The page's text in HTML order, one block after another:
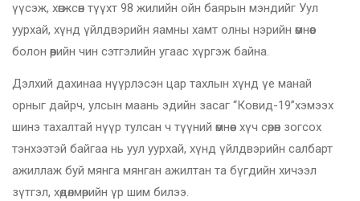
үүсэж, хөгжсөн түүхт 98 жилийн ойн баярын мэндийг Уул
уурхай, хүнд үйлдвэрийн яамны хамт олны нэрийн өмнөөс
болон өөрийн чин сэтгэлийн угаас хүргэж байна.
Дэлхий дахинаа нүүрлэсэн цар тахлын хүнд үе манай
орныг дайрч, улсын маань эдийн засаг “Ковид-19”хэмээх
шинэ тахалтай нүүр тулсан ч түүний өмнөөс хүч сөрөн зогсох
тэнхээтэй байгаа нь уул уурхай, хүнд үйлдвэрийн салбарт
ажиллаж буй мянга мянган ажилтан та бүгдийн хичээл
зүтгэл, хөдөлмөрийн үр шим билээ.